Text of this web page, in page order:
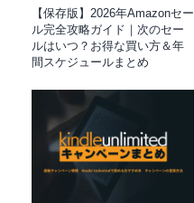
【保存版】2026年Amazonセー
ル完全攻略ガイド｜次のセー
ルはいつ？お得な買い方＆年
間スケジュールまとめ